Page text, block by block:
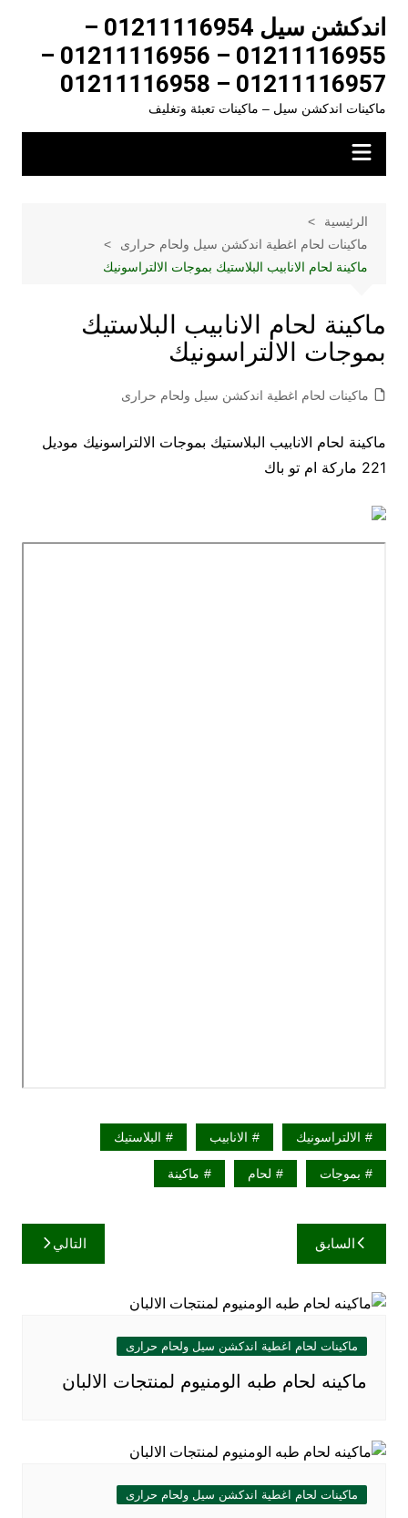
المحتوى
اندكشن سيل 01211116954 –
01211116955 – 01211116956 –
01211116957 – 01211116958
ماكينات اندكشن سيل – ماكينات تعبئة وتغليف
الرئيسية
ماكينات لحام اغطية اندكشن سيل ولحام حرارى
ماكينة لحام الانابيب البلاستيك بموجات الالتراسونيك
ماكينة لحام الانابيب البلاستيك
بموجات الالتراسونيك
ماكينات لحام اغطية اندكشن سيل ولحام حرارى
ماكينة لحام الانابيب البلاستيك بموجات الالتراسونيك موديل
221 ماركة ام تو باك
الالتراسونيك الانابيب البلاستيك
بموجات لحام ماكينة
تصفّح
المقالات
السابق التالي
ماكينات لحام اغطية اندكشن سيل ولحام حرارى
ماكينه لحام طبه الومنيوم لمنتجات الالبان
ماكينات لحام اغطية اندكشن سيل ولحام حرارى